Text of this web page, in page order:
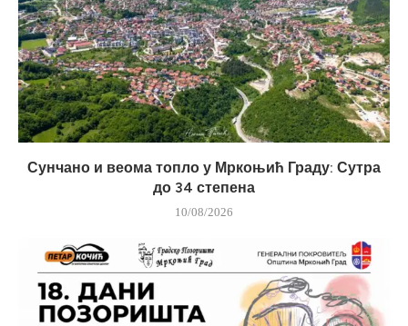
Сунчано и веома топло у Мркоњић Граду: Сутра
до 34 степена
10/08/2026